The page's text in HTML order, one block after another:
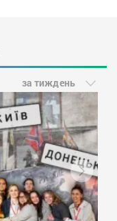
за тиждень